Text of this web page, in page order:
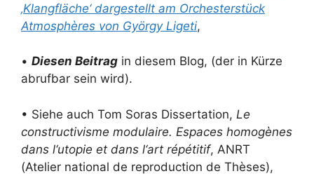
‚Klangfläche‘ dargestellt am Orchesterstück
Atmosphères von György Ligeti,
• Diesen Beitrag in diesem Blog, (der in Kürze
abrufbar sein wird).
• Siehe auch Tom Soras Dissertation, Le
constructivisme modulaire. Espaces homogènes
dans l‘utopie et dans l‘art répétitif, ANRT
(Atelier national de reproduction de Thèses),